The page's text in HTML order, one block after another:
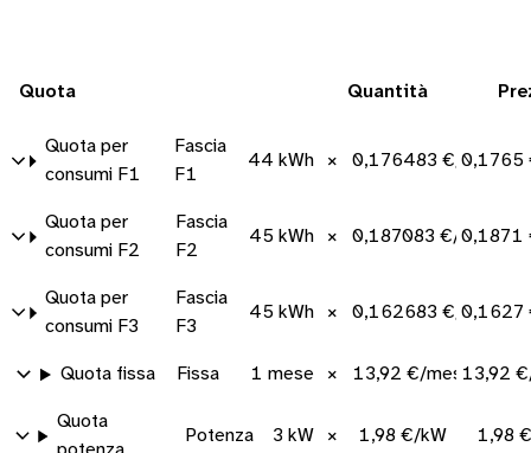
Quota Quantità
Quota per
consumi F1
Fascia
F1
44 kWh × 0,176483 €/kWh
0,1765
Quota per
consumi F2
Fascia
F2
45 kWh × 0,187083 €/kWh
0,1871
Quota per
consumi F3
Fascia
F3
45 kWh × 0,162683 €/kWh
0,1627
Quota fissa Fissa 1 mese × 13,92 €/mese13,92
Quota
Potenza 3 kW × 1,98 €/kW 1,98